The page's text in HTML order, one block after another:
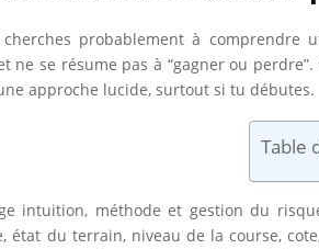
probablement à comprendre
ne se résume pas à “gagner ou
approche lucide, surtout si tu débutes.
Table
intuition, méthode et gestion du
état du terrain, niveau de la course,